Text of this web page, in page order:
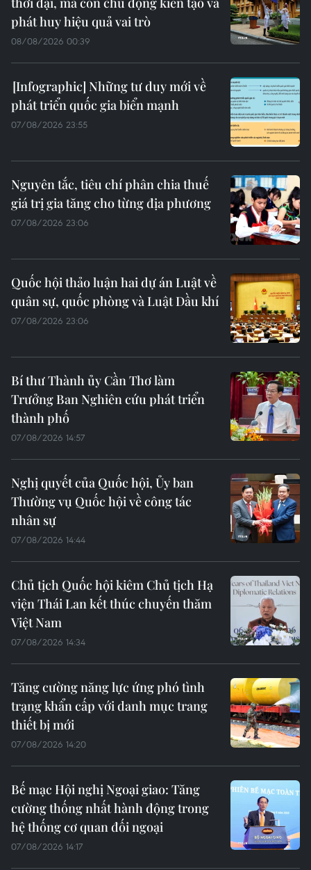
phát huy hiệu quả vai trò
08/08/2026 00:39
Những tư duy mới về
phát triển quốc gia biển mạnh
07/08/2026 23:55
Nguyên tắc, tiêu chí phân chia thuế
giá trị gia tăng cho từng địa phương
07/08/2026 23:06
Quốc hội thảo luận hai dự án Luật về
quân sự, quốc phòng và Luật Dầu khí
07/08/2026 23:06
Bí thư Thành ủy Cần Thơ làm
Trưởng Ban Nghiên cứu phát triển
thành phố
07/08/2026 14:57
Nghị quyết của Quốc hội, Ủy ban
Thường vụ Quốc hội về công tác
nhân sự
07/08/2026 14:44
Chủ tịch Quốc hội kiêm Chủ tịch Hạ
viện Thái Lan kết thúc chuyến thăm
Việt Nam
07/08/2026 14:34
Tăng cường năng lực ứng phó tình
trạng khẩn cấp với danh mục trang
thiết bị mới
07/08/2026 14:20
Bế mạc Hội nghị Ngoại giao: Tăng
cường thống nhất hành động trong
hệ thống cơ quan đối ngoại
07/08/2026 14:17